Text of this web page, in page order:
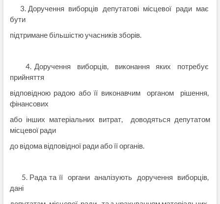
3. Доручення виборців депутатові місцевої ради має
бути
підтримане більшістю учасників зборів.
4. Доручення виборців, виконання яких потребує
прийняття
відповідною радою або її виконавчим органом рішення,
фінансових
або інших матеріальних витрат, доводяться депутатом
місцевої ради
до відома відповідної ради або її органів.
5. Рада та її органи аналізують доручення виборців,
дані